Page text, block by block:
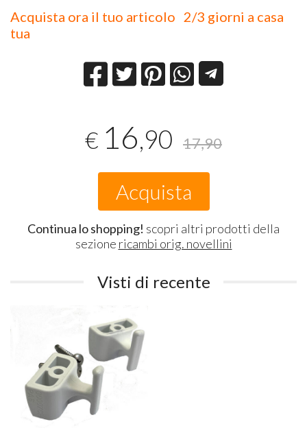
Acquista ora il tuo articolo 2/3 giorni a casa
tua
€ 16,90 17,90
Acquista
Continua lo shopping! scopri altri prodotti della
sezione ricambi orig. novellini
Visti di recente